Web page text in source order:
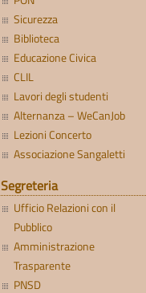
Sicurezza
Biblioteca
Educazione Civica
CLIL
Lavori degli studenti
Alternanza – WeCanJob
Lezioni Concerto
Associazione Sangaletti
Segreteria
Ufficio Relazioni con il
Pubblico
Amministrazione
Trasparente
PNSD